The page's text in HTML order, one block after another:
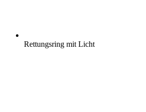
Rettungsring mit Licht